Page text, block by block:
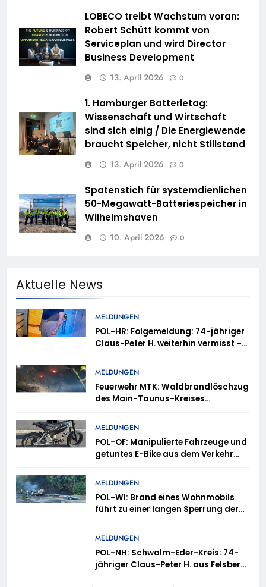
LOBECO treibt Wachstum voran:
Robert Schütt kommt von
Serviceplan und wird Director
Business Development
13. April 2026 0
1. Hamburger Batterietag:
Wissenschaft und Wirtschaft
sind sich einig / Die Energiewende
braucht Speicher, nicht Stillstand
13. April 2026 0
Spatenstich für systemdienlichen
50-Megawatt-Batteriespeicher in
Wilhelmshaven
10. April 2026 0
Aktuelle News
MELDUNGEN
POL-HR: Folgemeldung: 74-jähriger
Claus-Peter H. weiterhin vermisst –
MELDUNGEN
Feuerwehr MTK: Waldbrandlöschzug
des Main-Taunus-Kreises
Rheingau-Taunus-Kreis – Rund 45
Einsatzkräfte sicherten in
schwierigem Gelände die Flanken
des Brandgebietes
MELDUNGEN
POL-OF: Manipulierte Fahrzeuge und
getuntes E-Bike aus dem Verkehr
gleich mehrere Verstöße auf
MELDUNGEN
POL-WI: Brand eines Wohnmobils
führt zu einer langen Sperrung der
MELDUNGEN
POL-NH: Schwalm-Eder-Kreis: 74-
jähriger Claus-Peter H. aus Felsberg